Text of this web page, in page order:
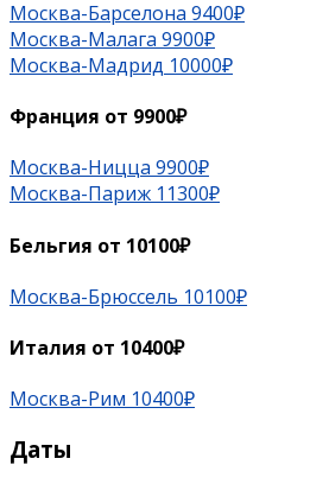
Москва-Барселона 9400₽
Москва-Малага 9900₽
Москва-Мадрид 10000₽
Франция от 9900₽
Москва-Ницца 9900₽
Москва-Париж 11300₽
Бельгия от 10100₽
Москва-Брюссель 10100₽
Италия от 10400₽
Москва-Рим 10400₽
Даты